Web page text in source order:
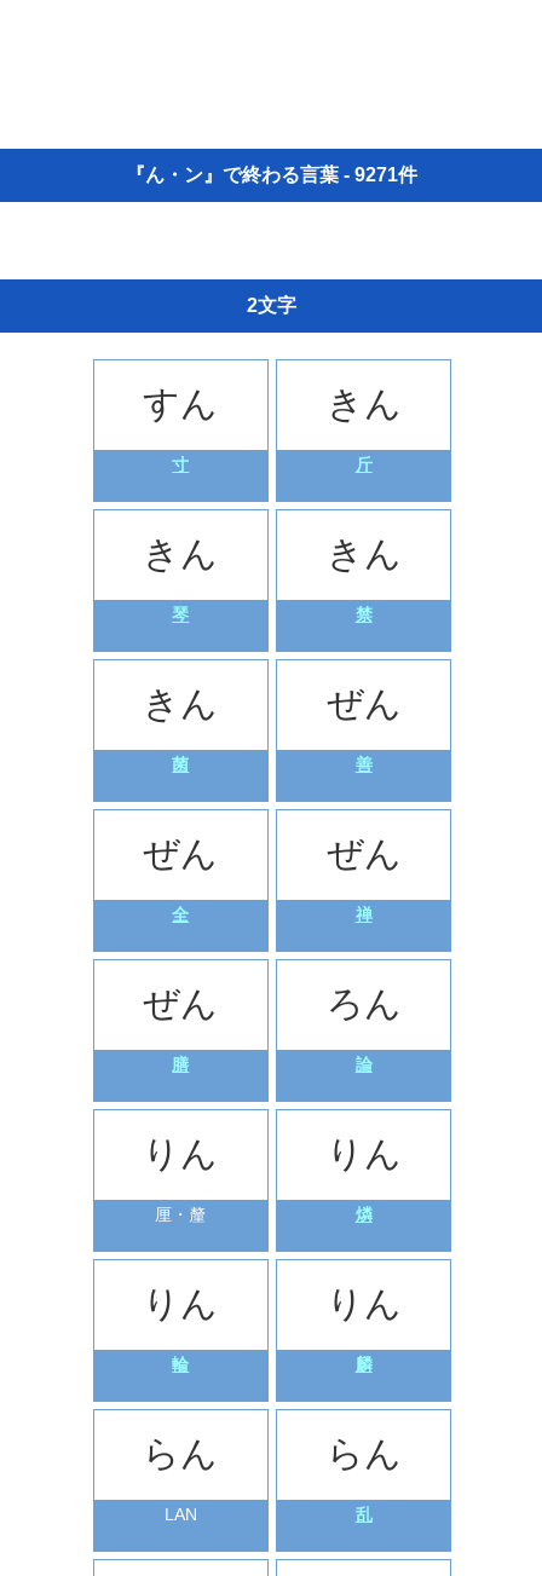
『ん・ン』で終わる言葉 - 9271件
2文字
すん
寸
きん
斤
きん
琴
きん
禁
きん
菌
ぜん
善
ぜん
全
ぜん
禅
ぜん
膳
ろん
論
りん
厘・釐
りん
燐
りん
輪
りん
麟
らん
LAN
らん
乱